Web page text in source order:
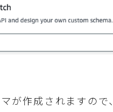
が作成されますので、